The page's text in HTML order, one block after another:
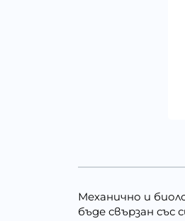
Механично и
бъде свързан със